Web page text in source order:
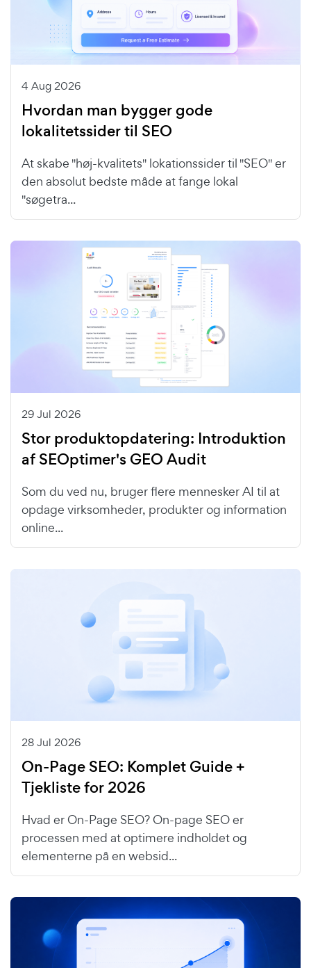
4 Aug 2026
Hvordan man bygger gode
lokalitetssider til SEO
At skabe "høj-kvalitets" lokationssider til "SEO" er
den absolut bedste måde at fange lokal
"søgetra...
29 Jul 2026
Stor produktopdatering: Introduktion
af SEOptimer's GEO Audit
Som du ved nu, bruger flere mennesker AI til at
opdage virksomheder, produkter og information
online...
28 Jul 2026
On-Page SEO: Komplet Guide +
Tjekliste for 2026
Hvad er On-Page SEO? On-page SEO er
processen med at optimere indholdet og
elementerne på en websid...